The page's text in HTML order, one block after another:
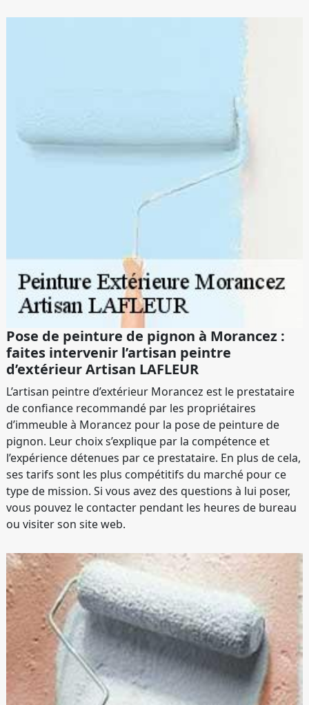
Pose de peinture de pignon à Morancez :
faites intervenir l’artisan peintre
d’extérieur Artisan LAFLEUR
L’artisan peintre d’extérieur Morancez est le prestataire
de confiance recommandé par les propriétaires
d’immeuble à Morancez pour la pose de peinture de
pignon. Leur choix s’explique par la compétence et
l’expérience détenues par ce prestataire. En plus de cela,
ses tarifs sont les plus compétitifs du marché pour ce
type de mission. Si vous avez des questions à lui poser,
vous pouvez le contacter pendant les heures de bureau
ou visiter son site web.